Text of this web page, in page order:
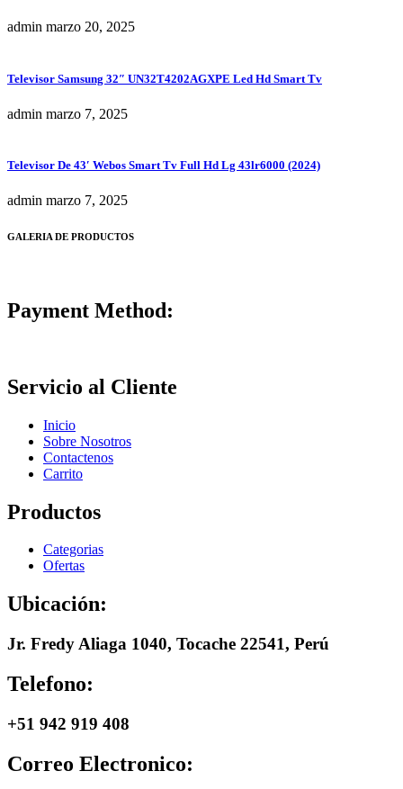
admin marzo 20, 2025
Televisor Samsung 32″ UN32T4202AGXPE Led Hd Smart Tv
admin marzo 7, 2025
Televisor De 43′ Webos Smart Tv Full Hd Lg 43lr6000 (2024)
admin marzo 7, 2025
GALERIA DE PRODUCTOS
Payment Method:
Servicio al Cliente
Inicio
Sobre Nosotros
Contactenos
Carrito
Productos
Categorias
Ofertas
Ubicación:
Jr. Fredy Aliaga 1040, Tocache 22541, Perú
Telefono:
+51 942 919 408
Correo Electronico: